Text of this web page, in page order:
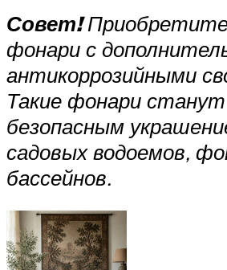
Совет!Приобретите
фонари с
антикоррозийными
Такие фонари
безопасным
садовых водоемов,
бассейнов.